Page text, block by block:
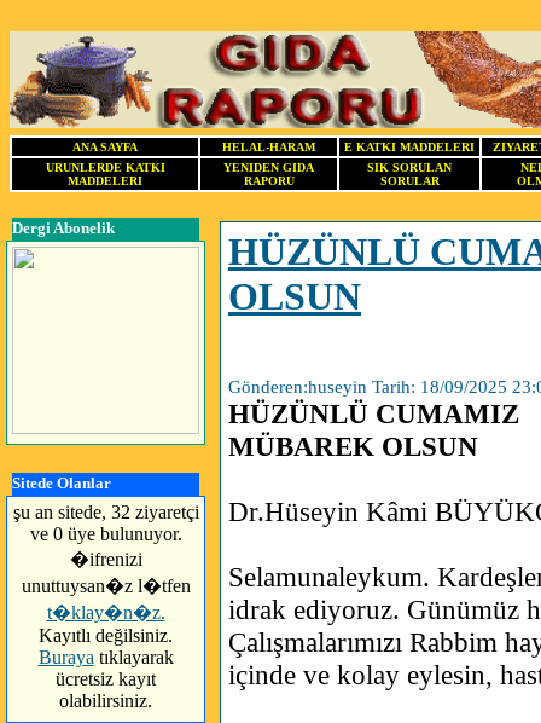
ANA SAYFA HELAL-HARAM E KATKI MADDELERI
URUNLERDE KATKI
MADDELERI
YENIDEN GIDA
RAPORU
SIK SORULAN
SORULAR
Dergi Abonelik
Sitede Olanlar
şu an sitede, 32 ziyaretçi
ve 0 üye bulunuyor.
�ifrenizi
unuttuysan�z l�tfen
t�klay�n�z.
Kayıtlı değilsiniz.
Buraya tıklayarak
ücretsiz kayıt
olabilirsiniz.
HÜZÜNLÜ
OLSUN
Gönderen:huseyin Tarih: 18/09/2025
HÜZÜNLÜ CUMAMIZ
MÜBAREK OLSUN
Dr.Hüseyin Kâmi
Selamunaleykum.
idrak ediyoruz. Günümüz
Çalışmalarımızı Rabbim
içinde ve kolay eylesin,